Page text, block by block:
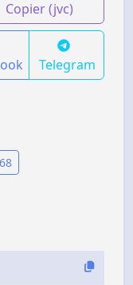
Copier (jvc)
Telegram